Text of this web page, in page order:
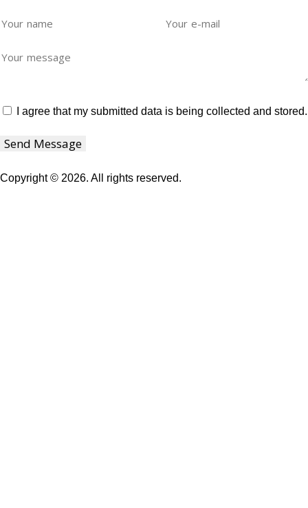
I agree that my submitted data is being collected and stored.
Send Message
Copyright © 2026. All rights reserved.